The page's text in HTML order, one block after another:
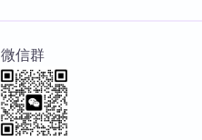
微信群